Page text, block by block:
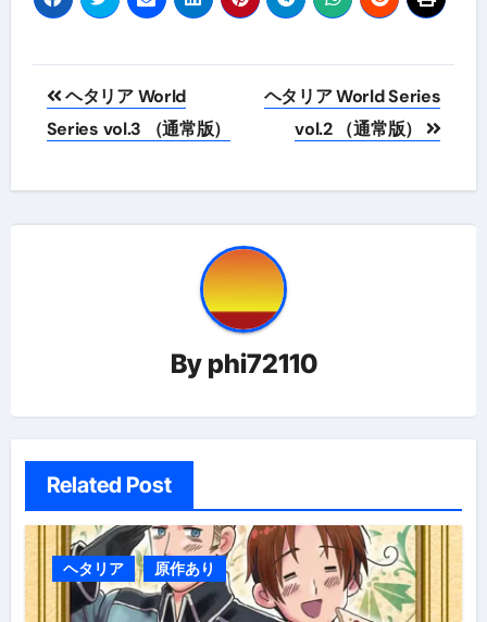
投
稿
ビ
ヘタリア World
Series vol.3 （通常版）
ヘタリア World Series
vol.2 （通常版）
By phi72110
Related Post
ヘタリア 原作あり